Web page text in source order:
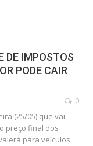
DE IMPOSTOS
PODE CAIR
0
(25/05) que vai
preço final dos
para veículos